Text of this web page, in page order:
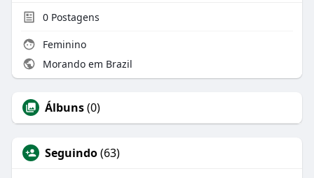
0Postagens
Feminino
Morando em Brazil
Álbuns(0)
Seguindo(63)